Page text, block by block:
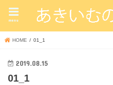
menu
HOME 01_1
2019.08.15
01_1